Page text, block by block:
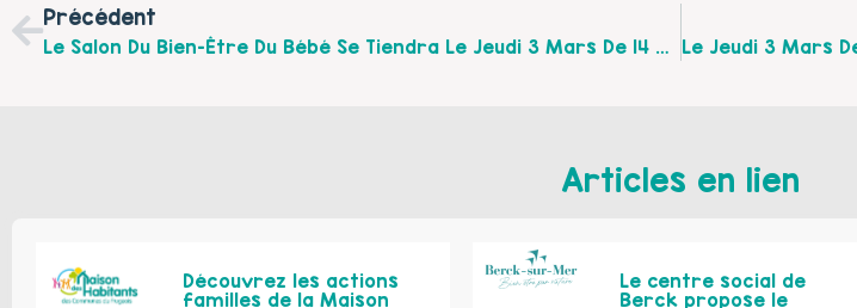
Précédent
Le Salon Du Bien-Être Du Bébé Se Tiendra Le Jeudi 3 Mars De 14 H À 18 H À La Salle Sagot De Fruges
Articles en lien
Découvrez les actions
familles de la Maison
Le centre social de
Berck propose le